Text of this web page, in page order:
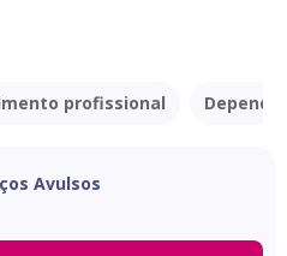
profissional
Avulsos